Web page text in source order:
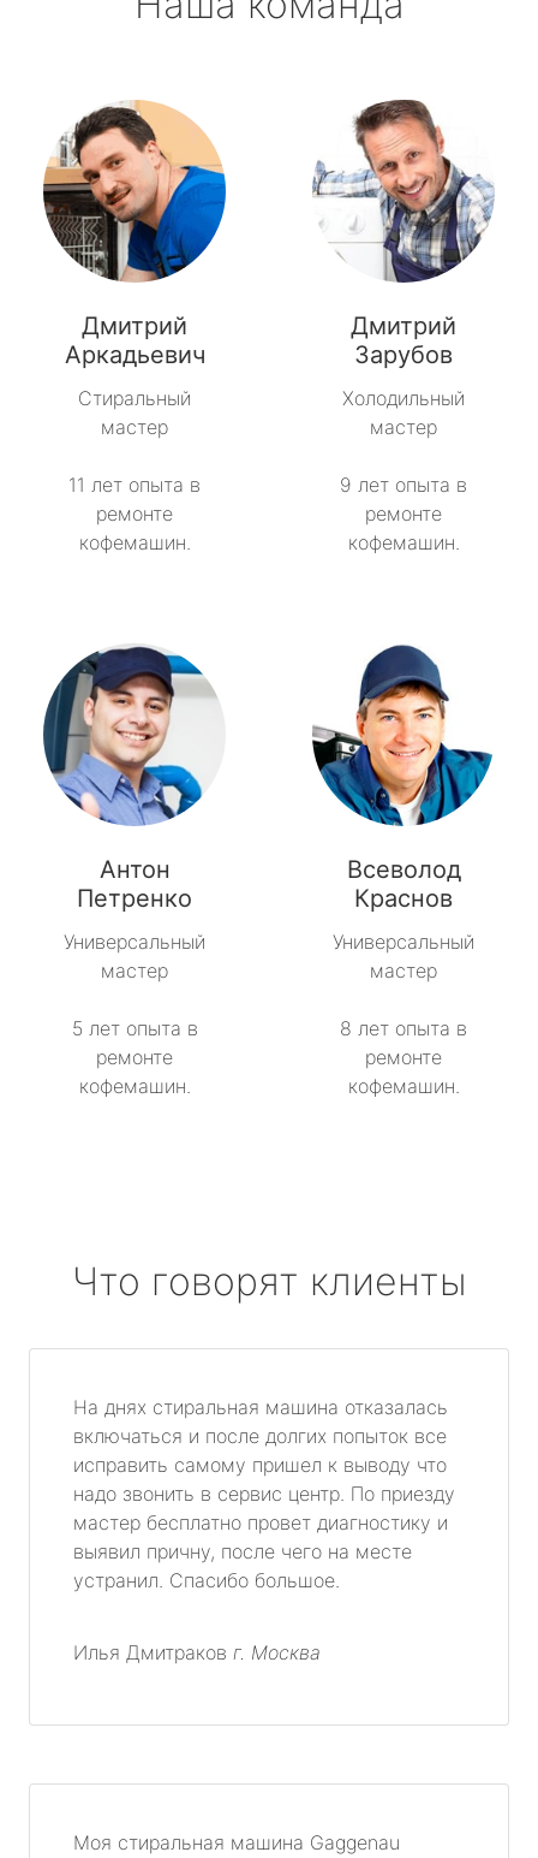
Дмитрий
Аркадьевич
Стиральный
мастер
11 лет опыта в
ремонте
кофемашин.
Дмитрий
Зарубов
Холодильный
мастер
9 лет опыта в
ремонте
кофемашин.
Антон
Петренко
Универсальный
мастер
5 лет опыта в
ремонте
кофемашин.
Всеволод
Краснов
Универсальный
мастер
8 лет опыта в
ремонте
кофемашин.
Что говорят клиенты
На днях стиральная машина отказалась
включаться и после долгих попыток все
исправить самому пришел к выводу что
надо звонить в сервис центр. По приезду
мастер бесплатно провет диагностику и
выявил причну, после чего на месте
устранил. Спасибо большое.
Илья Дмитраков г. Москва
Моя стиральная машина Gaggenau